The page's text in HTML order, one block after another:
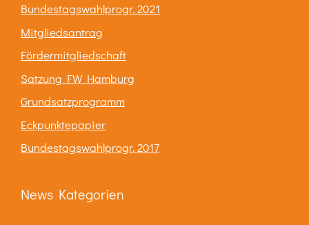
Bundestagswahlprogr. 2021
Mitgliedsantrag
Fördermitgliedschaft
Satzung FW Hamburg
Grundsatzprogramm
Eckpunktepapier
Bundestagswahlprogr. 2017
News Kategorien